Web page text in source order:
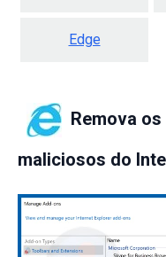
Edge
Remova
maliciosos do